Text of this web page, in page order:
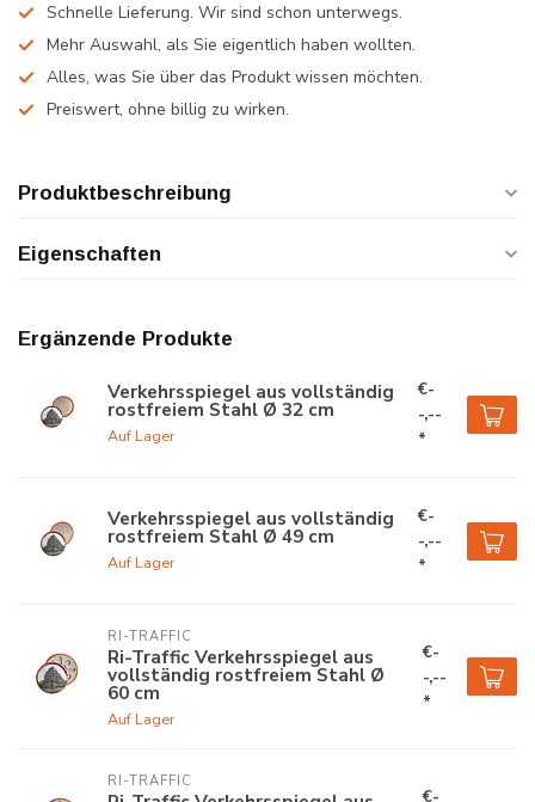
Schnelle Lieferung. Wir sind schon unterwegs.
Mehr Auswahl, als Sie eigentlich haben wollten.
Alles, was Sie über das Produkt wissen möchten.
Preiswert, ohne billig zu wirken.
Produktbeschreibung
Eigenschaften
Ergänzende Produkte
Verkehrsspiegel aus vollständig
rostfreiem Stahl Ø 32 cm
Auf Lager
€-
-,--
*
Verkehrsspiegel aus vollständig
rostfreiem Stahl Ø 49 cm
Auf Lager
€-
-,--
*
RI-TRAFFIC
Ri-Traffic Verkehrsspiegel aus
vollständig rostfreiem Stahl Ø
60 cm
Auf Lager
€-
-,--
*
RI-TRAFFIC
€-